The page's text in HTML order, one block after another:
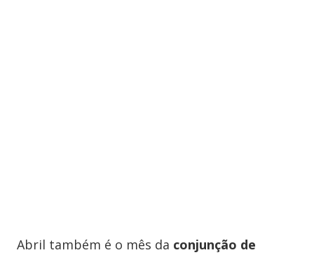
Abril também é o mês da conjunção de